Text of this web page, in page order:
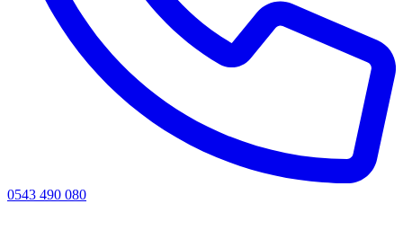
0543 490 080